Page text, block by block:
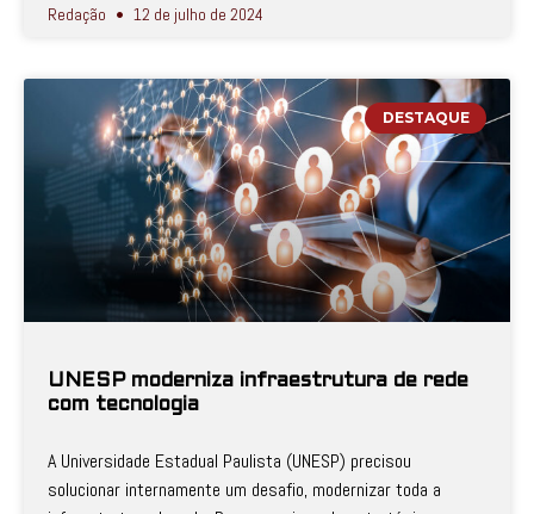
Redação 12 de julho de 2024
DESTAQUE
UNESP moderniza infraestrutura de rede
com tecnologia
A Universidade Estadual Paulista (UNESP) precisou
solucionar internamente um desafio, modernizar toda a